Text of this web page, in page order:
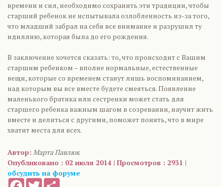
времени и сил, необходимо сохранить эти традиции, чтобы
старший ребенок не испытывала озлобленность из-за того,
что младший забрал на себя все внимание и разрушил ту
идиллию, которая была до его рождения.
В заключение хочется сказать: то, что происходит с Вашим
старшим ребенком – вполне нормальные, естественные
вещи, которые со временем станут лишь воспоминанием,
над которым вы все вместе будете смеяться. Появление
маленького братика или сестренки может стать для
старшего ребенка важным шагом в созревании, научит жить
вместе и делиться с другими, поможет понять, что в мире
хватит места для всех.
Автор: Марта Павлюк
Опубликовано : 02 июля 2014 | Просмотров : 2931 |
обсудить на форуме
FacebookTwitter